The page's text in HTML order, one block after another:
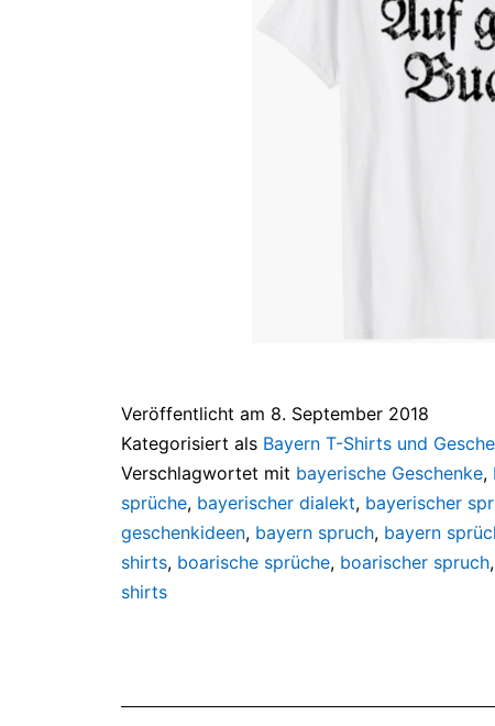
Veröffentlicht am 8. September 2018
Kategorisiert als Bayern T-Shirts und
Verschlagwortet mit bayerische Geschenke,
sprüche, bayerischer dialekt, bayerischer
geschenkideen, bayern spruch, bayern
shirts, boarische sprüche, boarischer spruch,
shirts